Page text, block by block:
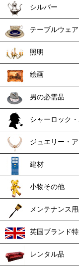
シルバー
テーブルウェア
照明
絵画
男の必需品
シャーロック
ジュエリー・
建材
小物その他
メンテナンス
英国ブランド
レンタル品